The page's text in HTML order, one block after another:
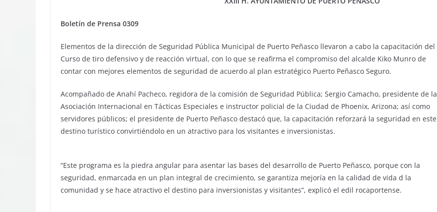
Boletín de Prensa 0309
Elementos de la dirección de Seguridad Pública Municipal de Puerto Peñasco llevaron a cabo la capacitación del
Curso de tiro defensivo y de reacción virtual, con lo que se reafirma el compromiso del alcalde Kiko Munro de
contar con mejores elementos de seguridad de acuerdo al plan estratégico Puerto Peñasco Seguro.
Acompañado de Anahí Pacheco, regidora de la comisión de Seguridad Pública; Sergio Camacho, presidente de la
Asociación Internacional en Tácticas Especiales e instructor policial de la Ciudad de Phoenix, Arizona; así como
servidores públicos; el presidente de Puerto Peñasco destacó que, la capacitación reforzará la seguridad en este
destino turístico convirtiéndolo en un atractivo para los visitantes e inversionistas.
“Este programa es la piedra angular para asentar las bases del desarrollo de Puerto Peñasco, porque con la
seguridad, enmarcada en un plan integral de crecimiento, se garantiza mejoría en la calidad de vida d la
comunidad y se hace atractivo el destino para inversionistas y visitantes”, explicó el edil rocaportense.